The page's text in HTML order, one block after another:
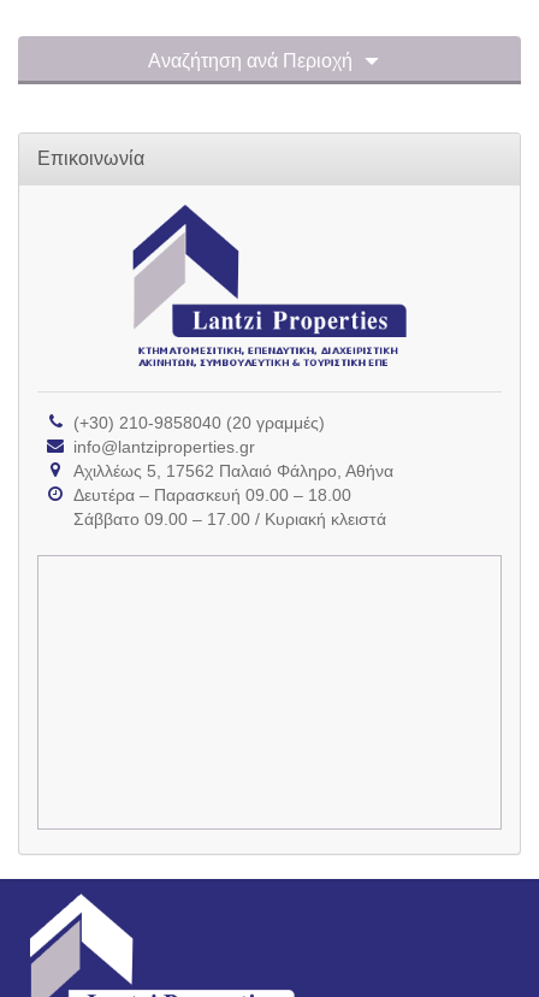
Αναζήτηση ανά Περιοχή
Επικοινωνία
(+30) 210-9858040 (20 γραμμές)
info@lantziproperties.gr
Αχιλλέως 5, 17562 Παλαιό Φάληρο, Αθήνα
Δευτέρα – Παρασκευή 09.00 – 18.00
Σάββατο 09.00 – 17.00 / Κυριακή κλειστά